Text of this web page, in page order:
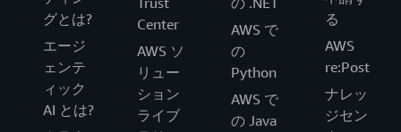
グとは?
エージ
ェンテ
ィック
AI とは?
Center
AWS ソ
リュー
ション
ライブ
AWS で
の
Python
AWS で
の Java
る
AWS
re:Post
ナレッ
ジセン